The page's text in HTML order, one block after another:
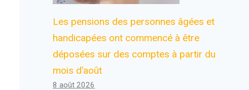
Les pensions des personnes âgées et
handicapées ont commencé à être
déposées sur des comptes à partir du
mois d’août
8 août 2026